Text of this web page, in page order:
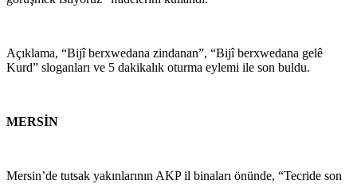
Açıklama, “Bijî berxwedana zindanan”, “Bijî berxwedana gelê
Kurd” sloganları ve 5 dakikalık oturma eylemi ile son buldu.
MERSİN
Mersin’de tutsak yakınlarının AKP il binaları önünde, “Tecride son